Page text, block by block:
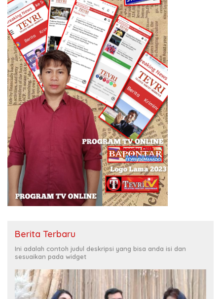
Berita Terbaru
Ini adalah contoh judul deskripsi yang bisa anda isi dan
sesuaikan pada widget